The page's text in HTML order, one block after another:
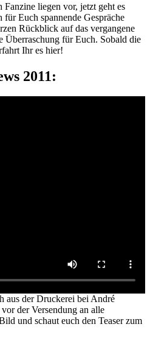
liegen vor, jetzt geht es
Euch spannende Gespräche
Rückblick auf das vergangene
Überraschung für Euch. Sobald die
Ihr es hier!
2011:
aus der Druckerei bei André
der Versendung an alle
und schaut euch den Teaser zum